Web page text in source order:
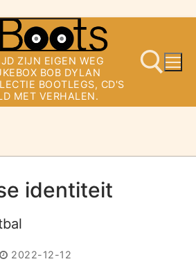
ZIJN EIGEN WEG
BOB DYLAN
BOOTLEGS, CD'S
MET VERHALEN.
identiteit
2022-12-12